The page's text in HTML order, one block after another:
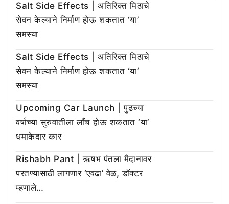
Salt Side Effects | अतिरिक्त मिठाचे
सेवन केल्याने निर्माण होऊ शकतात ‘या’
समस्या
Salt Side Effects | अतिरिक्त मिठाचे
सेवन केल्याने निर्माण होऊ शकतात ‘या’
समस्या
Upcoming Car Launch | पुढच्या
वर्षाच्या सुरुवातीला लाँच होऊ शकतात ‘या’
धमाकेदार कार
Rishabh Pant | ऋषभ पंतला मैदानावर
परतण्यासाठी लागणार ‘एवढा’ वेळ, डॉक्टर
म्हणाले…